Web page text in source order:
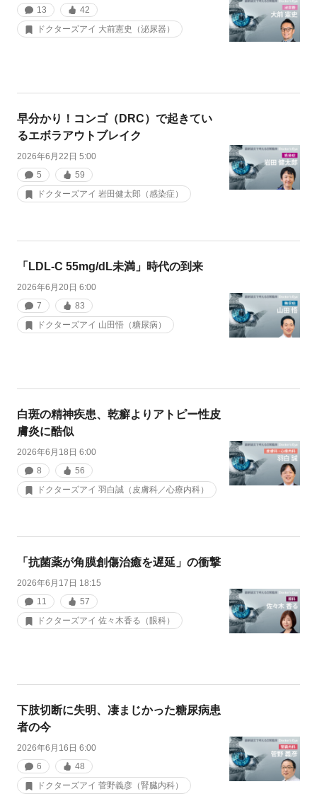
13
42
ドクターズアイ 大前憲史（泌尿器）
早分かり！コンゴ（DRC）で起きてい
るエボラアウトブレイク
2026年6月22日 5:00
5
59
ドクターズアイ 岩田健太郎（感染症）
「LDL-C 55mg/dL未満」時代の到来
2026年6月20日 6:00
7
83
ドクターズアイ 山田悟（糖尿病）
白斑の精神疾患、乾癬よりアトピー性皮
膚炎に酷似
2026年6月18日 6:00
8
56
ドクターズアイ 羽白誠（皮膚科／心療内科）
「抗菌薬が角膜創傷治癒を遅延」の衝撃
2026年6月17日 18:15
11
57
ドクターズアイ 佐々木香る（眼科）
下肢切断に失明、凄まじかった糖尿病患
者の今
2026年6月16日 6:00
6
48
ドクターズアイ 菅野義彦（腎臓内科）